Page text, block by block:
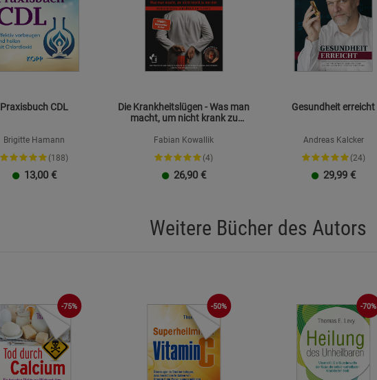
Praxisbuch CDL
Brigitte Hamann
(188)
13,00 €
Die Krankheitslügen - Was man
macht, um nicht krank zu
Fabian Kowallik
(4)
26,90 €
Gesundheit erreicht
Andreas Kalcker
(24)
29,99 €
Weitere Bücher des Autors
-75% -50% -70%